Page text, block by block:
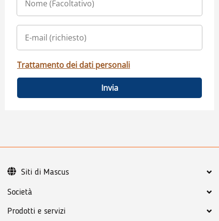
Trattamento dei dati personali
Invia
Società
Prodotti e servizi
Siti di Mascus